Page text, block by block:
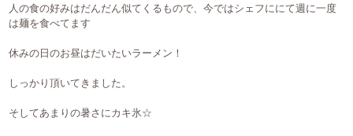
人の食の好みはだんだん似てくるもので、今ではシェフににて週に一度
は麺を食べてます
休みの日のお昼はだいたいラーメン！
しっかり頂いてきました。
そしてあまりの暑さにカキ氷☆